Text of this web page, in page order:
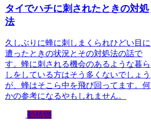
タイでハチに刺されたときの対処
法
久しぶりに蜂に刺しまくられひどい目に
遭ったときの状況とその対処法の話で
す。蜂に刺される機会のあるような暮ら
しをしている方はそう多くないでしょう
が、蜂はそこら中を飛び回ってます。何
かの参考になるやもしれません。
動植物